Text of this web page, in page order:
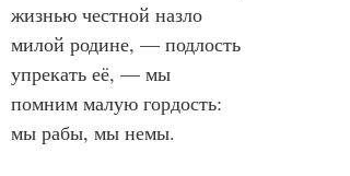
жизнью честной назло
милой родине, — подлость
упрекать её, — мы
помним малую гордость:
мы рабы, мы немы.